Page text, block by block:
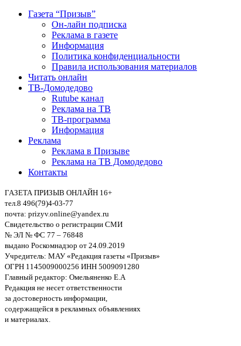
Газета “Призыв”
Он-лайн подписка
Реклама в газете
Информация
Политика конфиденциальности
Правила использования материалов
Читать онлайн
ТВ-Домодедово
Rutube канал
Реклама на ТВ
ТВ-программа
Информация
Реклама
Реклама в Призыве
Реклама на ТВ Домодедово
Контакты
ГАЗЕТА ПРИЗЫВ ОНЛАЙН 16+
тел.8 496(79)4-03-77
почта: prizyv.online@yandex.ru
Свидетельство о регистрации СМИ
№ ЭЛ № ФС 77 – 76848
выдано Роскомнадзор от 24.09.2019
Учредитель: МАУ «Редакция газеты «Призыв»
ОГРН 1145009000256 ИНН 5009091280
Главный редактор: Омельяненко Е.А
Редакция не несет ответственности
за достоверность информации,
содержащейся в рекламных объявлениях
и материалах.